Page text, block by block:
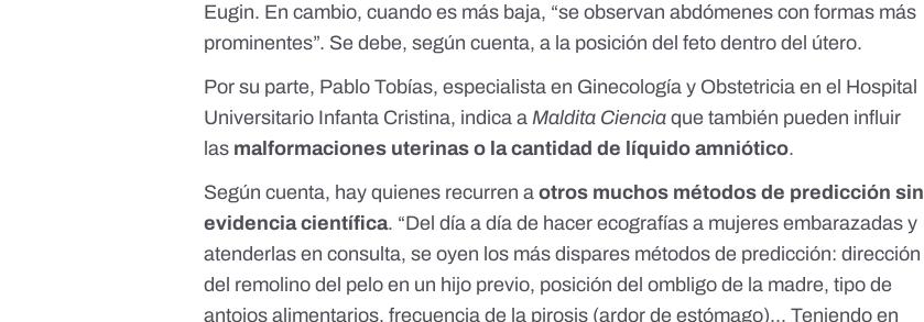
Eugin. En cambio, cuando es más baja, “se observan abdómenes con formas más
prominentes”. Se debe, según cuenta, a la posición del feto dentro del útero.
Por su parte, Pablo Tobías, especialista en Ginecología y Obstetricia en el Hospital
Universitario Infanta Cristina, indica aMaldita Ciencia que también pueden influir
las malformaciones uterinas o la cantidad de líquido amniótico.
Según cuenta, hay quienes recurren aotros muchos métodos de predicción sin
evidencia científica. “Del día a día de hacer ecografías a mujeres embarazadas y
atenderlas en consulta, se oyen los más dispares métodos de predicción: dirección
del remolino del pelo en un hijo previo, posición del ombligo de la madre, tipo de
antojos alimentarios, frecuencia de la pirosis (ardor de estómago)... Teniendo en